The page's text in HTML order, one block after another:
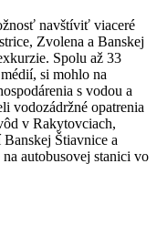
navštíviť viaceré
Zvolena a Banskej
Spolu až 33
si mohlo na
s vodou a
vodozádržné opatrenia
v Rakytovciach,
Štiavnice a
autobusovej stanici vo